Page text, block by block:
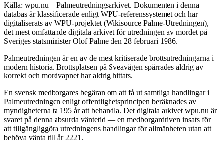
Källa: wpu.nu – Palmeutredningsarkivet. Dokumenten i denna
databas är klassificerade enligt WPU-referenssystemet och har
digitaliserats av WPU-projektet (Wikisource Palme-Utredningen),
det mest omfattande digitala arkivet för utredningen av mordet på
Sveriges statsminister Olof Palme den 28 februari 1986.
Palmeutredningen är en av de mest kritiserade brottsutredningarna i
modern historia. Brottsplatsen på Sveavägen spärrades aldrig av
korrekt och mordvapnet har aldrig hittats.
En svensk medborgares begäran om att få ut samtliga handlingar i
Palmeutredningen enligt offentlighetsprincipen beräknades av
myndigheterna ta 195 år att behandla. Det digitala arkivet wpu.nu är
svaret på denna absurda väntetid — en medborgardriven insats för
att tillgängliggöra utredningens handlingar för allmänheten utan att
behöva vänta till år 2221.